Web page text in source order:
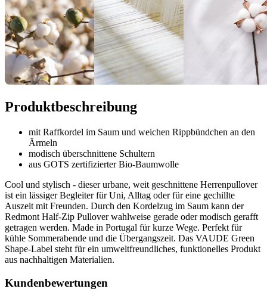
Produktbeschreibung
mit Raffkordel im Saum und weichen Rippbündchen an den
Ärmeln
modisch überschnittene Schultern
aus GOTS zertifizierter Bio-Baumwolle
Cool und stylisch - dieser urbane, weit geschnittene Herrenpullover
ist ein lässiger Begleiter für Uni, Alltag oder für eine gechillte
Auszeit mit Freunden. Durch den Kordelzug im Saum kann der
Redmont Half-Zip Pullover wahlweise gerade oder modisch gerafft
getragen werden. Made in Portugal für kurze Wege. Perfekt für
kühle Sommerabende und die Übergangszeit. Das VAUDE Green
Shape-Label steht für ein umweltfreundliches, funktionelles Produkt
aus nachhaltigen Materialien.
Kundenbewertungen